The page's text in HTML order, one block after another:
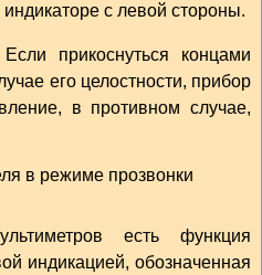
с левой стороны.
прикоснуться концами
его целостности, прибор
в противном случае,
есть функция
индикацией, обозначенная